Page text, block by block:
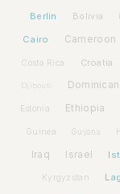
Berlin Bolivia
Cairo Cameroon
Costa Rica Croatia
Djibouti
Estonia Ethiopia
Guinea Guyana
Iraq Israel
Kyrgyzstan